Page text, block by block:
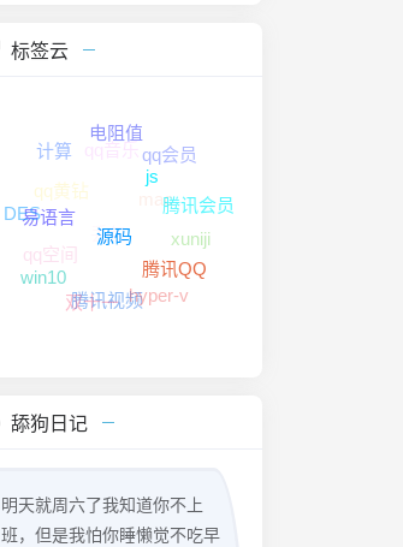
标签云
源码
js
电阻值
计算
DES
win10
腾讯视频
腾讯QQ
腾讯会员
qq会员
qq音乐
qq黄钻
qq空间
双十一 hyper-v
xuniji
mac
丢包
舔狗日记
明天就周六了我知道你不上
班，但是我怕你睡懒觉不吃早